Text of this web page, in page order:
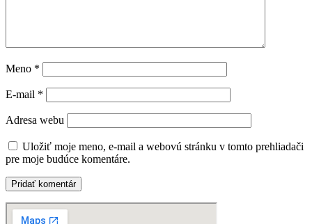
Meno *
E-mail *
Adresa webu
Uložiť moje meno, e-mail a webovú stránku v tomto prehliadači
pre moje budúce komentáre.